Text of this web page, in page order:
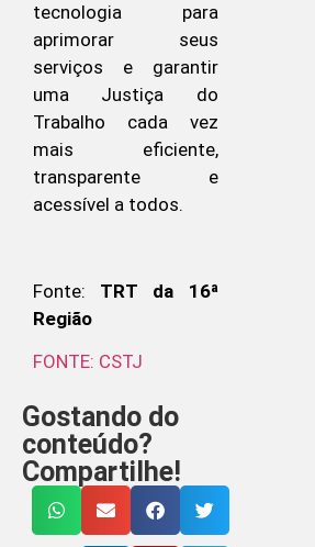
tecnologia para
aprimorar seus
serviços e garantir
uma Justiça do
Trabalho cada vez
mais eficiente,
transparente e
acessível a todos.
Fonte: TRT da 16ª
Região
FONTE: CSTJ
Gostando do
conteúdo?
Compartilhe!